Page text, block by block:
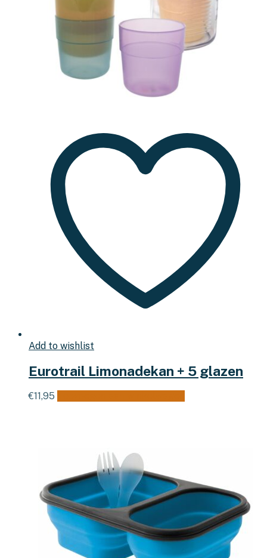
Add to wishlist
Eurotrail Limonadekan + 5 glazen
€11,95